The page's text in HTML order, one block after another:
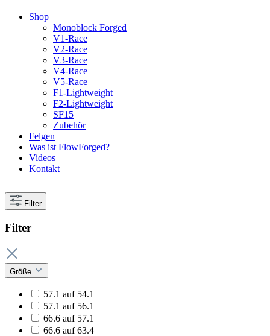
Shop
Monoblock Forged
V1-Race
V2-Race
V3-Race
V4-Race
V5-Race
F1-Lightweight
F2-Lightweight
SF15
Zubehör
Felgen
Was ist FlowForged?
Videos
Kontakt
Filter
Filter
Größe
57.1 auf 54.1
57.1 auf 56.1
66.6 auf 57.1
66.6 auf 63.4